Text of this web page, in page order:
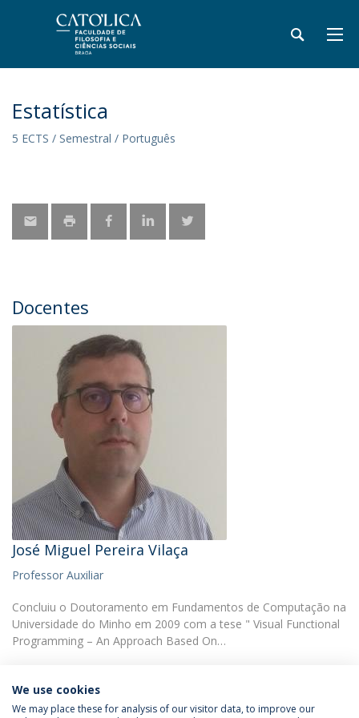
Estatística
5 ECTS / Semestral / Português
Docentes
José Miguel Pereira Vilaça
Professor Auxiliar
Concluiu o Doutoramento em Fundamentos de Computação na
Universidade do Minho em 2009 com a tese " Visual Functional
Programming – An Approach Based On…
We use cookies
We may place these for analysis of our visitor data, to improve our